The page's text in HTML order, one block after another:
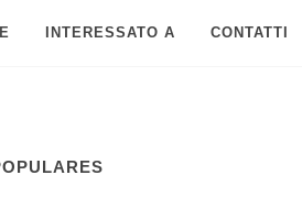
INTERESSATO A CONTATTI